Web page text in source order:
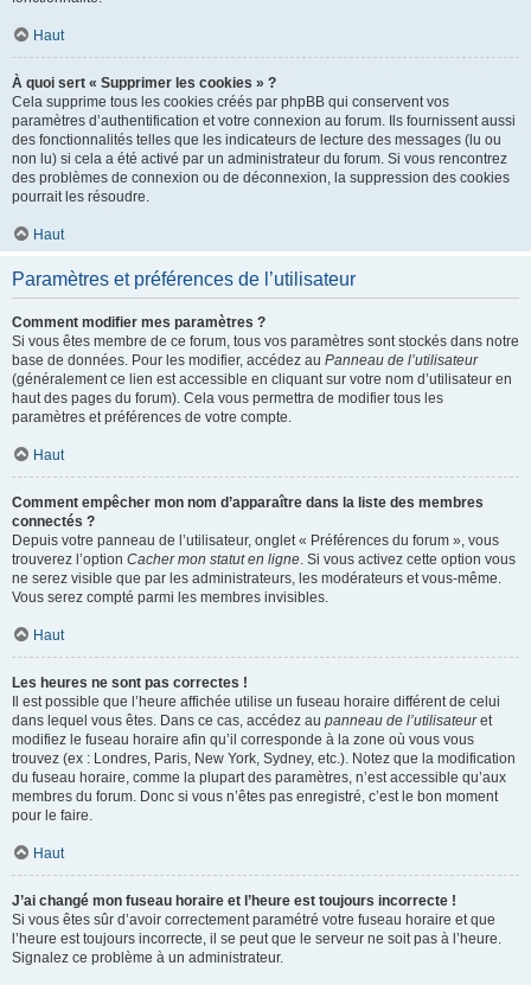
Haut
À quoi sert « Supprimer les cookies » ?
Cela supprime tous les cookies créés par phpBB qui conservent vos
paramètres d’authentification et votre connexion au forum. Ils fournissent aussi
des fonctionnalités telles que les indicateurs de lecture des messages (lu ou
non lu) si cela a été activé par un administrateur du forum. Si vous rencontrez
des problèmes de connexion ou de déconnexion, la suppression des cookies
pourrait les résoudre.
Haut
Paramètres et préférences de l’utilisateur
Comment modifier mes paramètres ?
Si vous êtes membre de ce forum, tous vos paramètres sont stockés dans notre
base de données. Pour les modifier, accédez au Panneau de l’utilisateur
(généralement ce lien est accessible en cliquant sur votre nom d’utilisateur en
haut des pages du forum). Cela vous permettra de modifier tous les
paramètres et préférences de votre compte.
Haut
Comment empêcher mon nom d’apparaître dans la liste des membres
connectés ?
Depuis votre panneau de l’utilisateur, onglet « Préférences du forum », vous
trouverez l’option Cacher mon statut en ligne. Si vous activez cette option vous
ne serez visible que par les administrateurs, les modérateurs et vous-même.
Vous serez compté parmi les membres invisibles.
Haut
Les heures ne sont pas correctes !
Il est possible que l’heure affichée utilise un fuseau horaire différent de celui
dans lequel vous êtes. Dans ce cas, accédez au panneau de l’utilisateuret
modifiez le fuseau horaire afin qu’il corresponde à la zone où vous vous
trouvez (ex : Londres, Paris, New York, Sydney, etc.). Notez que la modification
du fuseau horaire, comme la plupart des paramètres, n’est accessible qu’aux
membres du forum. Donc si vous n’êtes pas enregistré, c’est le bon moment
pour le faire.
Haut
J’ai changé mon fuseau horaire et l’heure est toujours incorrecte !
Si vous êtes sûr d’avoir correctement paramétré votre fuseau horaire et que
l’heure est toujours incorrecte, il se peut que le serveur ne soit pas à l’heure.
Signalez ce problème à un administrateur.